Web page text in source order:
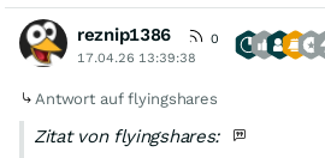
reznip1386
0
17.04.26 13:39:38
Antwort auf flyingshares
Zitat von flyingshares: